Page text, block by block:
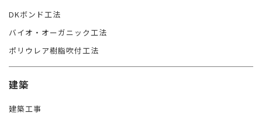
DKボンド工法
バイオ・オーガニック工法
ポリウレア樹脂吹付工法
建築
建築工事